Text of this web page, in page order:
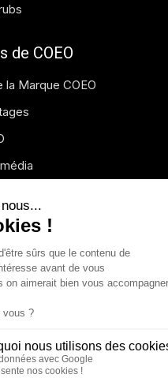
de COEO
la Marque COEO
droits réservés.Mentions
de rétractation